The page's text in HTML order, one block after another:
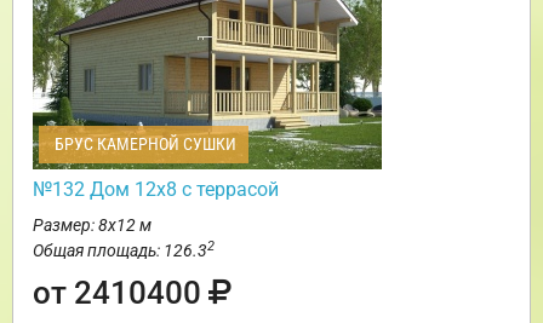
БРУС КАМЕРНОЙ СУШКИ
№132 Дом 12х8 с террасой
Размер: 8х12 м
Общая площадь: 126.32
от 2410400